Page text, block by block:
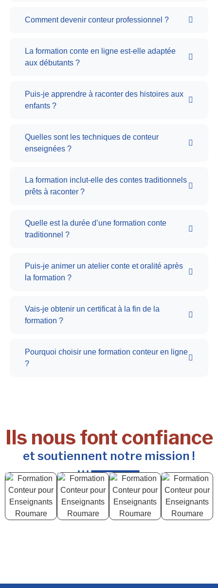
Comment devenir conteur professionnel ?
La formation conte en ligne est-elle adaptée
aux débutants ?
Puis-je apprendre à raconter des histoires aux
enfants ?
Quelles sont les techniques de conteur
enseignées ?
La formation inclut-elle des contes traditionnels
prêts à raconter ?
Quelle est la durée d’une formation conte
traditionnel ?
Puis-je animer un atelier conte et oralité après
la formation ?
Vais-je obtenir un certificat à la fin de la
formation ?
Pourquoi choisir une formation conteur en ligne
?
Ils nous font confiance
et soutiennent notre mission !